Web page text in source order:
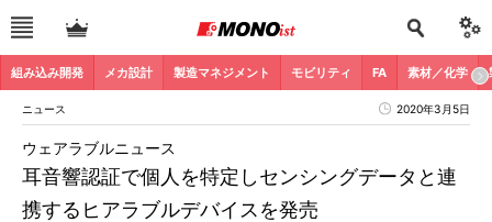
組み込み開発 メカ設計 製造マネジメント モビリティ FA 素材／化学
ニュース 2020年3月5日
耳音響認証で個人を特定しセンシングデータと連
携するヒアラブルデバイスを発売
ウェアラブルニュース